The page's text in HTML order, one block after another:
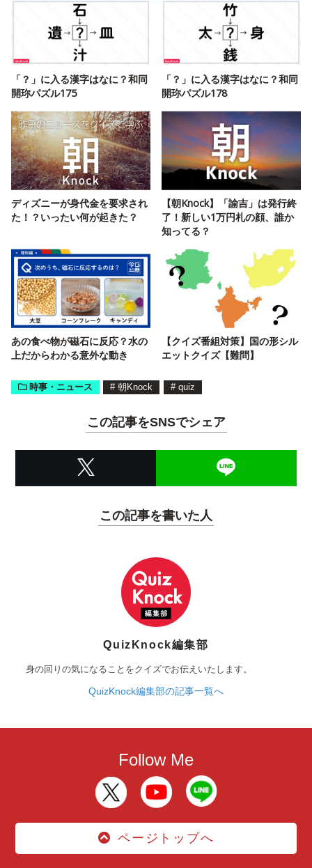
「？」に入る漢字はなに？和同
開珎パズル175
「？」に入る漢字はなに？和同
開珎パズル178
ディズニーが身代金を要求され
た！？いったい何が起きた？
【朝Knock】「諭吉」は発行終
了！新しい1万円札の顔、誰か
知ってる？
あの食べ物が磁石に反応？水の
上だからわかる意外な動き
【クイズ番組対策】国の形シル
エットクイズ【難問】
時事・ニュース # 朝Knock # quiz
この記事をSNSでシェア
この記事を書いた人
QuizKnock編集部
身の回りの気になることをクイズでお伝えいたします。
QuizKnock編集部の記事一覧へ
Follow Me
ページトップへ